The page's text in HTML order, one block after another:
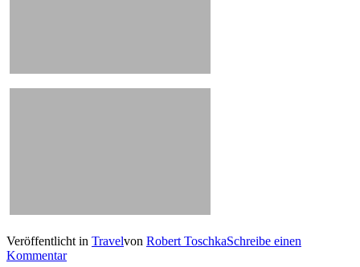
Veröffentlicht in Travelvon Robert ToschkaSchreibe einen
Kommentar